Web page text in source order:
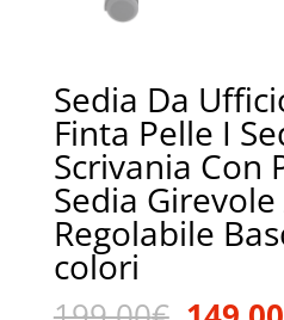
Sedia Da
Finta Pelle I
Scrivania Con
Sedia Girevole
Regolabile
colori